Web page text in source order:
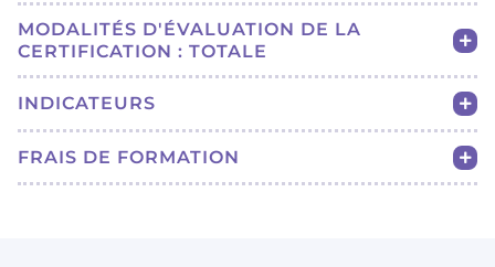
MODALITÉS D'ÉVALUATION DE LA
CERTIFICATION : TOTALE
INDICATEURS
FRAIS DE FORMATION